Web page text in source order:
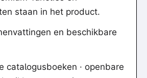
staan in het product.
en beschikbare
catalogusboeken · openbare